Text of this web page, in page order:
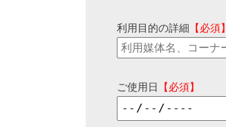
利用目的の詳細 【必須】
ご使用日 【必須】